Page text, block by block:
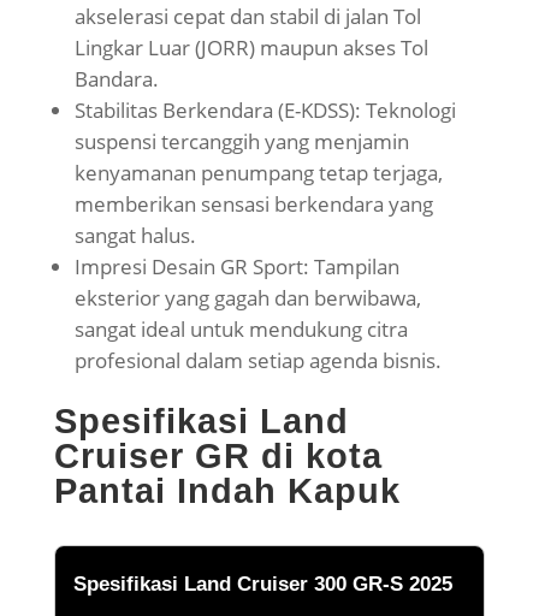
akselerasi cepat dan stabil di jalan Tol
Lingkar Luar (JORR) maupun akses Tol
Bandara.
Stabilitas Berkendara (E-KDSS): Teknologi
suspensi tercanggih yang menjamin
kenyamanan penumpang tetap terjaga,
memberikan sensasi berkendara yang
sangat halus.
Impresi Desain GR Sport: Tampilan
eksterior yang gagah dan berwibawa,
sangat ideal untuk mendukung citra
profesional dalam setiap agenda bisnis.
Spesifikasi Land
Cruiser GR di kota
Pantai Indah Kapuk
Spesifikasi Land Cruiser 300 GR-S 2025